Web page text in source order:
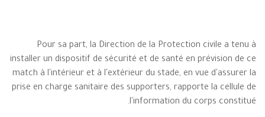
Pour sa part, la Direction de la Protection civile a tenu à
installer un dispositif de sécurité et de santé en prévision de ce
match à l'intérieur et à l'extérieur du stade, en vue d'assurer la
prise en charge sanitaire des supporters, rapporte la cellule de
l'information du corps constitué.